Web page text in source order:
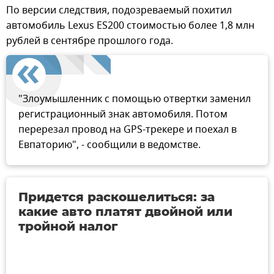
По версии следствия, подозреваемый похитил
автомобиль Lexus ES200 стоимостью более 1,8 млн
рублей в сентябре прошлого года.
"Злоумышленник с помощью отвертки заменил
регистрационный знак автомобиля. Потом
перерезал провод на GPS-трекере и поехал в
Евпаторию", - сообщили в ведомстве.
Придется раскошелиться: за
какие авто платят двойной или
тройной налог